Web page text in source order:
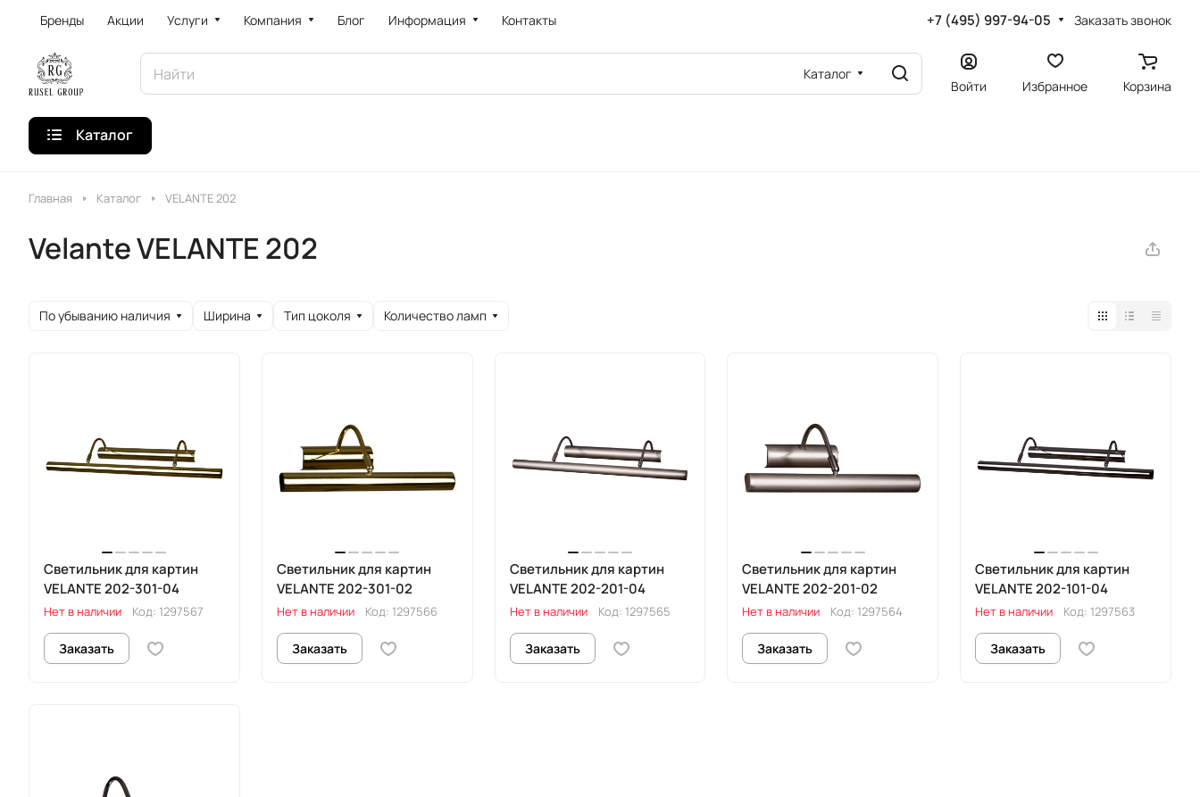
Бренды Акции Услуги Компания Блог Информация Контакты +7 (495) 997-94-05 Заказать звонок
Каталог
Войти Избранное Корзина
Каталог
Главная Каталог VELANTE 202
Velante VELANTE 202
По убыванию наличия Ширина Тип цоколя Количество ламп
Светильник для картин
VELANTE 202-301-04
Нет в наличии Код: 1297567
Заказать
Светильник для картин
VELANTE 202-301-02
Нет в наличии Код: 1297566
Заказать
Светильник для картин
VELANTE 202-201-04
Нет в наличии Код: 1297565
Заказать
Светильник для картин
VELANTE 202-201-02
Нет в наличии Код: 1297564
Заказать
Светильник для картин
VELANTE 202-101-04
Нет в наличии Код: 1297563
Заказать